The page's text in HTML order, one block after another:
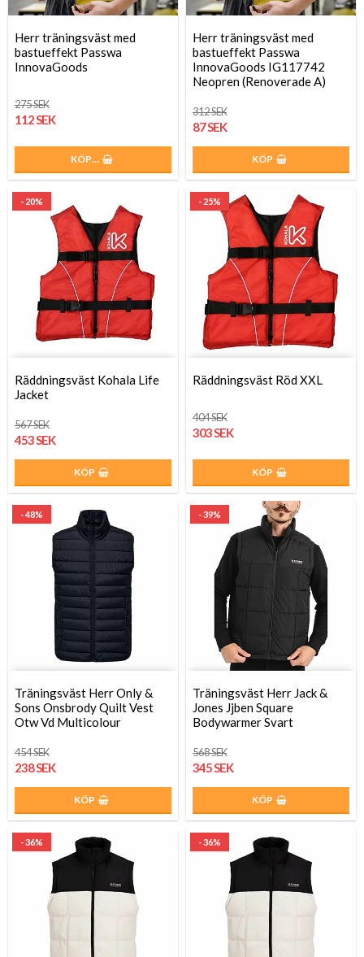
Herr träningsväst med
bastueffekt Passwa
InnovaGoods
275 SEK
112 SEK
KÖP…
Herr träningsväst med
bastueffekt Passwa
InnovaGoods IG117742
Neopren (Renoverade A)
312 SEK
87 SEK
KÖP
- 20%
Räddningsväst Kohala Life
Jacket
567 SEK
453 SEK
KÖP
- 25%
Räddningsväst Röd XXL
404 SEK
303 SEK
KÖP
- 48%
Träningsväst Herr Only &
Sons Onsbrody Quilt Vest
Otw Vd Multicolour
454 SEK
238 SEK
KÖP
- 39%
Träningsväst Herr Jack &
Jones Jjben Square
Bodywarmer Svart
568 SEK
345 SEK
KÖP
- 36% - 36%